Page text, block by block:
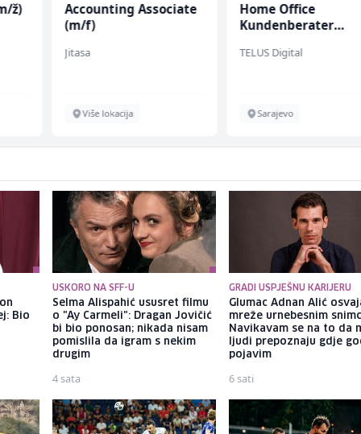
ž)
Accounting Associate
(m/f)
Jitasa
Više lokacija
Home Office
Kundenberater
renommiertes
TELUS Digital
Sarajevo
Bio
USKORO NA SFF-U
Selma Alispahić ususret filmu
o "Ay Carmeli": Dragan Jovičić
bi bio ponosan; nikada nisam
pomislila da igram s nekim
drugim
4 sata
GRADI USPJEŠNU KARIJERU
Glumac Adnan Alić
mreže urnebesnim
Navikavam se na to da
ljudi prepoznaju gdje
pojavim
6 sati